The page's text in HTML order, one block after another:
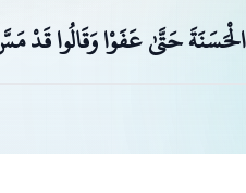
حَتَّىٰ عَفَوْا وَقَالُوا قَدْ